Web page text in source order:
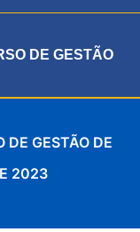
DE GESTÃO
DE GESTÃO DE
2023